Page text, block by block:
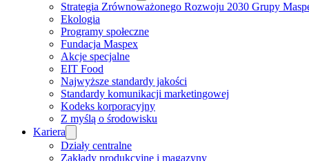
Strategia Zrównoważonego Rozwoju 2030 Grupy
Ekologia
Programy społeczne
Fundacja Maspex
Akcje specjalne
EIT Food
Najwyższe standardy jakości
Standardy komunikacji marketingowej
Kodeks korporacyjny
Z myślą o środowisku
Kariera
Działy centralne
Zakłady produkcyjne i magazyny